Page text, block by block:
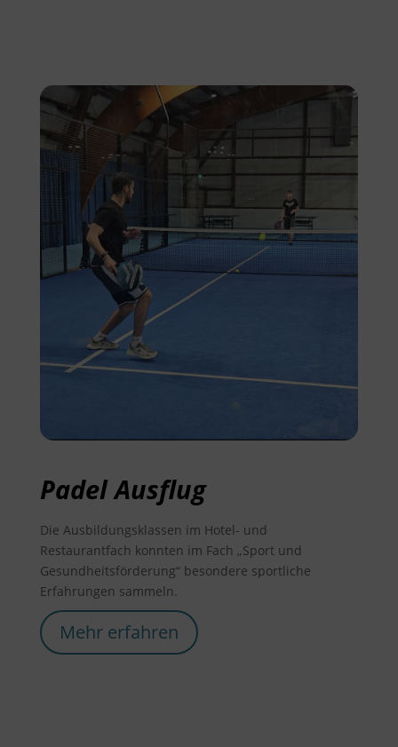
Padel Ausflug
Die Ausbildungsklassen im Hotel- und
Restaurantfach konnten im Fach „Sport und
Gesundheitsförderung“ besondere sportliche
Erfahrungen sammeln.
Mehr erfahren